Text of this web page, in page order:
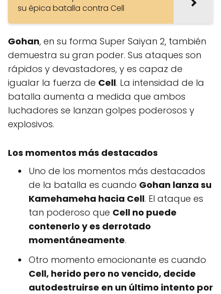
su épica batalla contra Cell
Gohan, en su forma Super Saiyan 2, también
demuestra su gran poder. Sus ataques son
rápidos y devastadores, y es capaz de
igualar la fuerza de Cell. La intensidad de la
batalla aumenta a medida que ambos
luchadores se lanzan golpes poderosos y
explosivos.
Los momentos más destacados
Uno de los momentos más destacados
de la batalla es cuando Gohan lanza su
Kamehameha hacia Cell. El ataque es
tan poderoso que Cell no puede
contenerlo y es derrotado
momentáneamente.
Otro momento emocionante es cuando
Cell, herido pero no vencido, decide
autodestruirse en un último intento por